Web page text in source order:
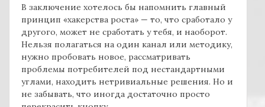
В заключение хотелось бы напомнить главный
принцип «хакерства роста» — то, что сработало у
другого, может не сработать у тебя, и наоборот.
Нельзя полагаться на один канал или методику,
нужно пробовать новое, рассматривать
проблемы потребителей под нестандартными
углами, находить нетривиальные решения. Но и
не забывать, что иногда достаточно просто